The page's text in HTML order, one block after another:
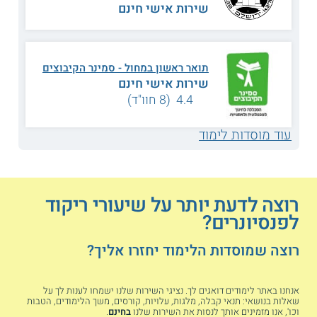
במסגרת הקורסים והשיעורים:
ריקודי עם:ריקודי העם נפוצים מאז תחילת
ימי היישוב היהודי, והם כוללים סגנונות שונים
ומגוון טכניקות. ריקודי העם מתקיימים
במסגרת הרקדות, או במסגרת להקות.
זומבה:זומבה הינו אימון אירובי אשר מבוסס
כוריאוגרפיות ייעודיות, והוא מתקיים לצלילי
מוזיקה קצבית.
מחול מודרני:המחול המודרני התפתח במהלך
המאה ה - 20 והוא מתבסס על פרשנות
שירות אישי חינם
תואר ראשון במחול - סמינר הקיבוצים
שירות אישי חינם
4.4 (8 חוו"ד)
עוד מוסדות לימוד
רוצה לדעת יותר על שיעורי ריקוד
לפנסיונרים?
רוצה שמוסדות הלימוד יחזרו אליך?
אנחנו באתר לימודים דואגים לך. נציגי השירות שלנו ישמחו לענות לך על
שאלות בנושאי: תנאי קבלה, מלגות, עלויות, קורסים, משך הלימודים, הטבות
וכו', אנו מזמינים אותך לנסות את השירות שלנובחינם.